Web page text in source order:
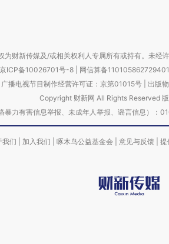
为财新传媒及/或相关权利人专属所有或持有。未经
京ICP备10026701号-8 网信算备
广播电视节目制作经营许可证：京第01015号| 出版
Copyright 财新网 All Rights Reserved
暴力有害信息举报、未成年人举报、谣言信息）
我们 加入我们 啄木鸟公益基金会 意见与反馈 提